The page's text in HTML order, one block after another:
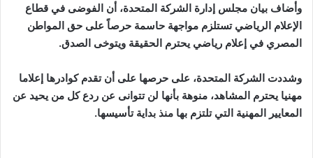
وأضاف بيان مجلس إدارة الشركة المتحدة، أن الفوضى في قطاع
الإعلام الرياضي تستلزم مواجهة حاسمة حرصاً على حق المواطن
المصري في إعلام رياضي يحترم الحقيقة ويتوخى الصدق.
وشددت الشركة المتحدة، على حرصها على أن تقدم كوادرها إعلاما
مهنيا يحترم المشاهد، منوهة بأنها لن تتوانى عن ردع كل من يحيد عن
المعايير المهنية التي تلتزم بها منذ بداية تأسيسها.